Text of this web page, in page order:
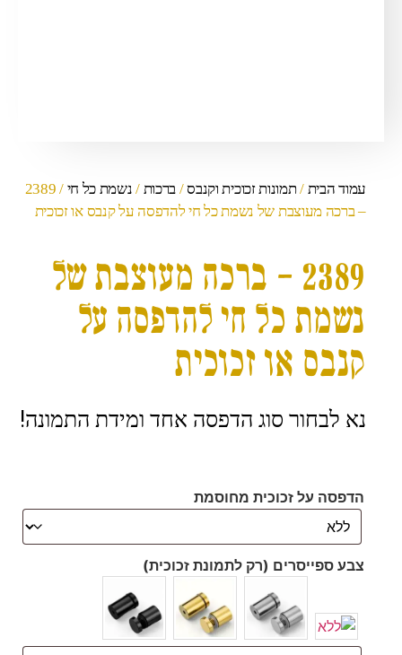
עמוד הבית /תמונות זכוכית וקנבס/ ברכות / נשמת כל חי
/ 2389
– ברכה מעוצבת של נשמת כל חי להדפסה על קנבס או זכוכית
2389 – ברכה מעוצבת של
נשמת כל חי להדפסה על
קנבס או זכוכית
נא לבחור סוג הדפסה אחד ומידת התמונה!
הדפסה על זכוכית מחוסמת
צבע ספייסרים (רק לתמונת זכוכית)